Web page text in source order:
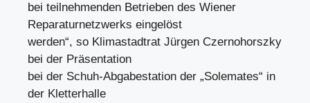
bei teilnehmenden Betrieben des Wiener
Reparaturnetzwerks eingelöst
werden“, so Klimastadtrat Jürgen Czernohorszky
bei der Präsentation
bei der Schuh-Abgabestation der „Solemates“ in
der Kletterhalle